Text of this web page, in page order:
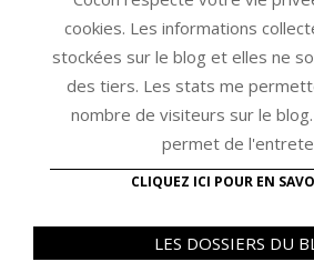
cookies. Les informations
stockées sur le blog et elles ne
des tiers. Les stats me
nombre de visiteurs sur le
permet de
CLIQUEZ ICI POUR EN
LES DOSSIERS DU